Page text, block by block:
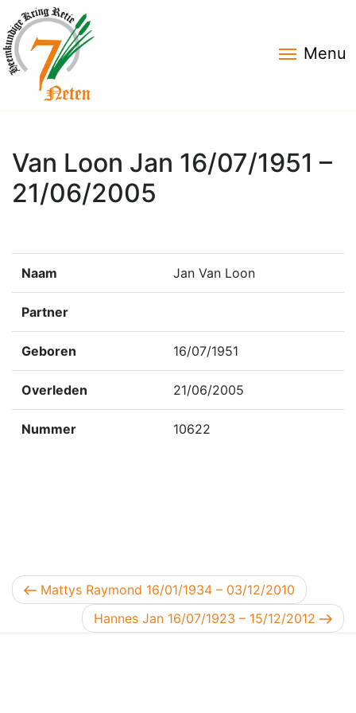
Menu
Van Loon Jan 16/07/1951 –
21/06/2005
Naam Jan Van Loon
Partner
Geboren 16/07/1951
Overleden 21/06/2005
Nummer 10622
Berichtnavigatie
Vorig bericht
Mattys Raymond 16/01/1934 – 03/12/2010
Volgend bericht
Hannes Jan 16/07/1923 – 15/12/2012